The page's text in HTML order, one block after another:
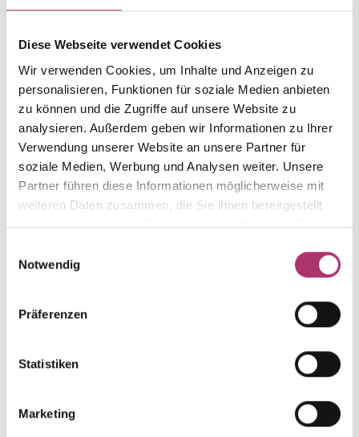
Diese Webseite verwendet Cookies
Wir verwenden Cookies, um Inhalte und Anzeigen zu
personalisieren, Funktionen für soziale Medien anbieten
zu können und die Zugriffe auf unsere Website zu
analysieren. Außerdem geben wir Informationen zu Ihrer
Verwendung unserer Website an unsere Partner für
soziale Medien, Werbung und Analysen weiter. Unsere
Partner führen diese Informationen möglicherweise mit
weiteren Daten zusammen, die Sie ihnen bereitgestellt
haben oder die sie im Rahmen Ihrer Nutzung der Dienste
Notwendig
Präferenzen
Statistiken
Marketing
Diamant
Brill.
Die passenden Stücke
aus der Kollektion.
Nicht auf Lager
Ring · S4741